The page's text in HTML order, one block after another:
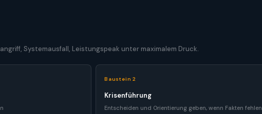
Systemausfall, Leistungspeak unter maximalem Druck.
Baustein 2
Krisenführung
Entscheiden und Orientierung geben, wenn Fakten fehlen